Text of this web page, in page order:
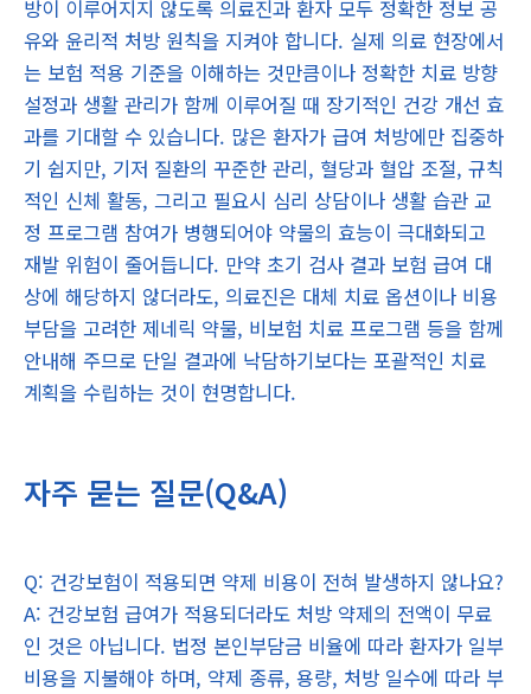
방이 이루어지지 않도록 의료진과 환자 모두 정확한 정보 공
유와 윤리적 처방 원칙을 지켜야 합니다. 실제 의료 현장에서
는 보험 적용 기준을 이해하는 것만큼이나 정확한 치료 방향
설정과 생활 관리가 함께 이루어질 때 장기적인 건강 개선 효
과를 기대할 수 있습니다. 많은 환자가 급여 처방에만 집중하
기 쉽지만, 기저 질환의 꾸준한 관리, 혈당과 혈압 조절, 규칙
적인 신체 활동, 그리고 필요시 심리 상담이나 생활 습관 교
정 프로그램 참여가 병행되어야 약물의 효능이 극대화되고
재발 위험이 줄어듭니다. 만약 초기 검사 결과 보험 급여 대
상에 해당하지 않더라도, 의료진은 대체 치료 옵션이나 비용
부담을 고려한 제네릭 약물, 비보험 치료 프로그램 등을 함께
안내해 주므로 단일 결과에 낙담하기보다는 포괄적인 치료
계획을 수립하는 것이 현명합니다.
자주 묻는 질문(Q&A)
Q: 건강보험이 적용되면 약제 비용이 전혀 발생하지 않나요?
A: 건강보험 급여가 적용되더라도 처방 약제의 전액이 무료
인 것은 아닙니다. 법정 본인부담금 비율에 따라 환자가 일부
비용을 지불해야 하며, 약제 종류, 용량, 처방 일수에 따라 부